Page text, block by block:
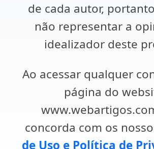
de cada autor,
não representar a
idealizador deste
Ao acessar qualquer
página do
concorda com os
de Uso e Política de